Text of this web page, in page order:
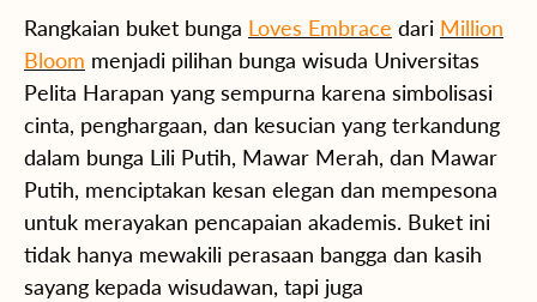
Rangkaian buket bunga Loves Embrace dari Million
Bloom menjadi pilihan bunga wisuda Universitas
Pelita Harapan yang sempurna karena simbolisasi
cinta, penghargaan, dan kesucian yang terkandung
dalam bunga Lili Putih, Mawar Merah, dan Mawar
Putih, menciptakan kesan elegan dan mempesona
untuk merayakan pencapaian akademis. Buket ini
tidak hanya mewakili perasaan bangga dan kasih
sayang kepada wisudawan, tapi juga